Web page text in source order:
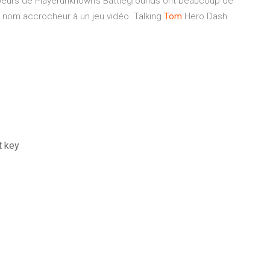
accrocheur à un jeu vidéo. Talking Tom Hero Dash
key